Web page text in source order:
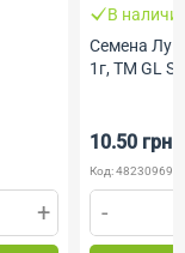
+
В
Семена
1г, ТМ GL
10.50 грн
Код:
-